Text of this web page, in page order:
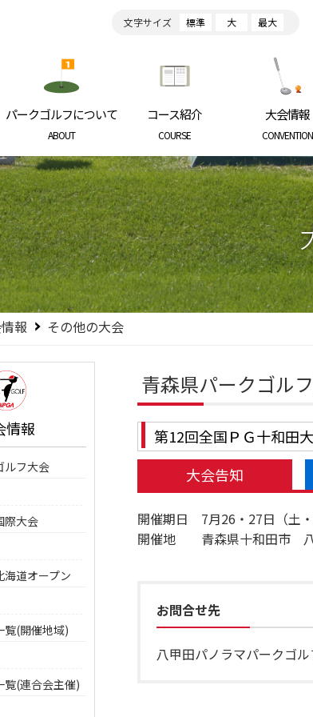
文字サイズ 標準 大 最大
日本パークゴルフ協会 NIPPON PARKGOLF ASSOCIATION
パークゴルフについて
ABOUT
コース紹介
COURSE
大会情報
CONVENTION
報 その他の大会
情報
ルフ大会
際大会
海道オープン
覧(開催地域)
覧(連合会主催)
青森県パークゴル
第12回全国ＰＧ十和田
大会告知
開催期日 7月26・27日（土・
開催地 青森県十和田市 八
お問合せ先
八甲田パノラマパークゴ